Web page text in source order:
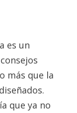
es un
más que la
que ya no